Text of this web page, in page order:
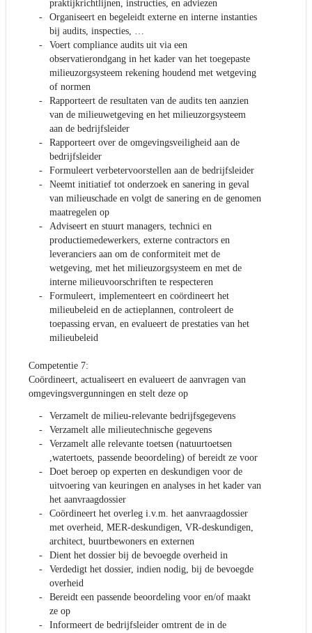
praktijkrichtlijnen, instructies, en adviezen
Organiseert en begeleidt externe en interne instanties
bij audits, inspecties, …
Voert compliance audits uit via een
observatierondgang in het kader van het toegepaste
milieuzorgsysteem rekening houdend met wetgeving
of normen
Rapporteert de resultaten van de audits ten aanzien
van de milieuwetgeving en het milieuzorgsysteem
aan de bedrijfsleider
Rapporteert over de omgevingsveiligheid aan de
bedrijfsleider
Formuleert verbetervoorstellen aan de bedrijfsleider
Neemt initiatief tot onderzoek en sanering in geval
van milieuschade en volgt de sanering en de genomen
maatregelen op
Adviseert en stuurt managers, technici en
productiemedewerkers, externe contractors en
leveranciers aan om de conformiteit met de
wetgeving, met het milieuzorgsysteem en met de
interne milieuvoorschriften te respecteren
Formuleert, implementeert en coördineert het
milieubeleid en de actieplannen, controleert de
toepassing ervan, en evalueert de prestaties van het
milieubeleid
Competentie 7:
Coördineert, actualiseert en evalueert de aanvragen van
omgevingsvergunningen en stelt deze op
Verzamelt de milieu-relevante bedrijfsgegevens
Verzamelt alle milieutechnische gegevens
Verzamelt alle relevante toetsen (natuurtoetsen
,watertoets, passende beoordeling) of bereidt ze voor
Doet beroep op experten en deskundigen voor de
uitvoering van keuringen en analyses in het kader van
het aanvraagdossier
Coördineert het overleg i.v.m. het aanvraagdossier
met overheid, MER-deskundigen, VR-deskundigen,
architect, buurtbewoners en externen
Dient het dossier bij de bevoegde overheid in
Verdedigt het dossier, indien nodig, bij de bevoegde
overheid
Bereidt een passende beoordeling voor en/of maakt
ze op
Informeert de bedrijfsleider omtrent de in de